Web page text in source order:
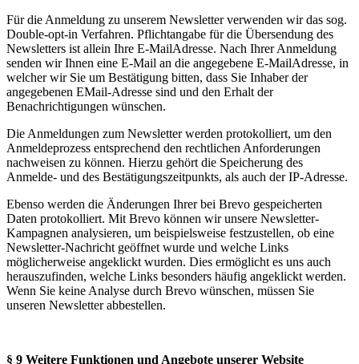
Für die Anmeldung zu unserem Newsletter verwenden wir das sog.
Double-opt-in Verfahren. Pflichtangabe für die Übersendung des
Newsletters ist allein Ihre E-MailAdresse. Nach Ihrer Anmeldung
senden wir Ihnen eine E-Mail an die angegebene E-MailAdresse, in
welcher wir Sie um Bestätigung bitten, dass Sie Inhaber der
angegebenen EMail-Adresse sind und den Erhalt der
Benachrichtigungen wünschen.
Die Anmeldungen zum Newsletter werden protokolliert, um den
Anmeldeprozess entsprechend den rechtlichen Anforderungen
nachweisen zu können. Hierzu gehört die Speicherung des
Anmelde- und des Bestätigungszeitpunkts, als auch der IP-Adresse.
Ebenso werden die Änderungen Ihrer bei Brevo gespeicherten
Daten protokolliert. Mit Brevo können wir unsere Newsletter-
Kampagnen analysieren, um beispielsweise festzustellen, ob eine
Newsletter-Nachricht geöffnet wurde und welche Links
möglicherweise angeklickt wurden. Dies ermöglicht es uns auch
herauszufinden, welche Links besonders häufig angeklickt werden.
Wenn Sie keine Analyse durch Brevo wünschen, müssen Sie
unseren Newsletter abbestellen.
§ 9 Weitere Funktionen und Angebote unserer Website